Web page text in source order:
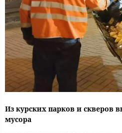
Из курских парков и скверов
мусора